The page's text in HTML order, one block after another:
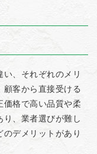
、それぞれのメリ
顧客から直接受ける
価格で高い品質や柔
、業者選びが難し
デメリットがあり